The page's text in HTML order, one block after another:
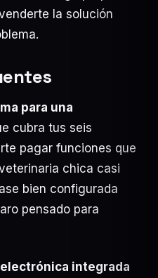
la solución
para una
cubra tus seis
pagar funciones que
chica casi
bien configurada
pensado para
integrada